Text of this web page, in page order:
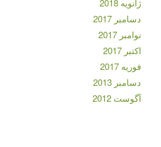
ژانویه 2018
دسامبر 2017
نوامبر 2017
اکتبر 2017
فوریه 2017
دسامبر 2013
آگوست 2012